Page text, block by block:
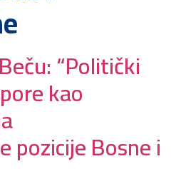
“Politički
kao
pozicije Bosne i